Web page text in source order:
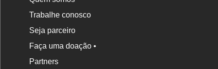
Trabalhe conosco
Seja parceiro
Faça uma doação •
Partners